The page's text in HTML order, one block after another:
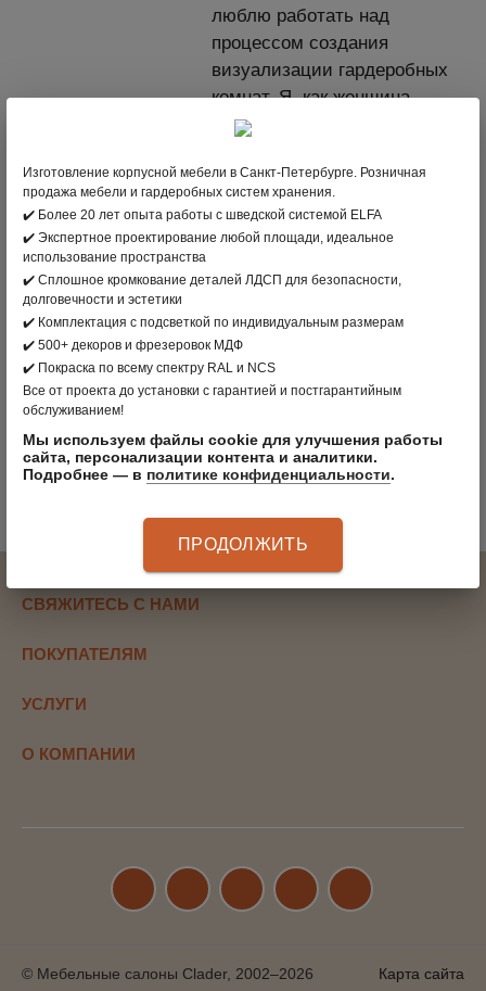
люблю работать над
процессом создания
визуализации гардеробных
комнат. Я, как женщина,
понимаю, насколько это
представительниц
прекрасного пола. Слышу
каждого своего клиента,
материалы, наполнение под
когда клиент возвращается
ко мне за повторной
покупкой. К счастью, таких
Салон, в котором работаю -
"Интерио".
СВЯЖИТЕСЬ С НАМИ
ПОКУПАТЕЛЯМ
УСЛУГИ
О КОМПАНИИ
© Мебельные салоны Clader, 2002–2026 Карта сайта
Изготовление корпусной мебели в Санкт-Петербурге. Розничная
продажа мебели и гардеробных систем хранения.
✔️ Более 20 лет опыта работы с шведской системой ELFA
✔️ Экспертное проектирование любой площади, идеальное
использование пространства
✔️ Сплошное кромкование деталей ЛДСП для безопасности,
долговечности и эстетики
✔️ Комплектация с подсветкой по индивидуальным размерам
✔️ 500+ декоров и фрезеровок МДФ
✔️ Покраска по всему спектру RAL и NCS
Все от проекта до установки с гарантией и постгарантийным
обслуживанием!
Мы используем файлы cookie для улучшения работы
сайта, персонализации контента и аналитики.
Подробнее — в политике конфиденциальности.
ПРОДОЛЖИТЬ